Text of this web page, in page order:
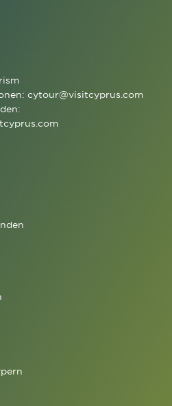
cytour@visitcyprus.com